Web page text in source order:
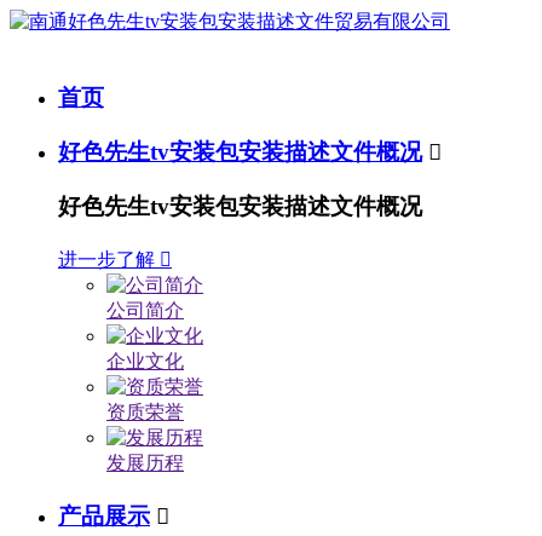
首页
好色先生tv安装包安装描述文件概况 
好色先生tv安装包安装描述文件概况
进一步了解 
公司简介
企业文化
资质荣誉
发展历程
产品展示 